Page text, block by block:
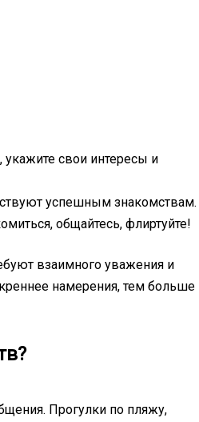
укажите свои интересы и
успешным знакомствам.
общайтесь, флиртуйте!
взаимного уважения и
намерения, тем больше
Прогулки по пляжу,